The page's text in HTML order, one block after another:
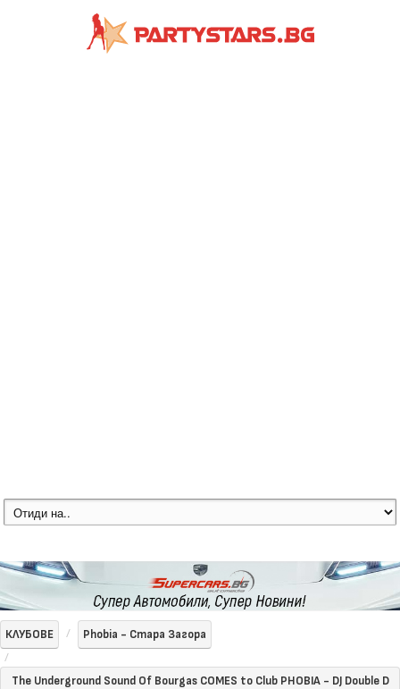
КЛУБОВЕ Phobia - Стара Загора
The Underground Sound Of Bourgas COMES to Club PHOBIA - DJ Double D